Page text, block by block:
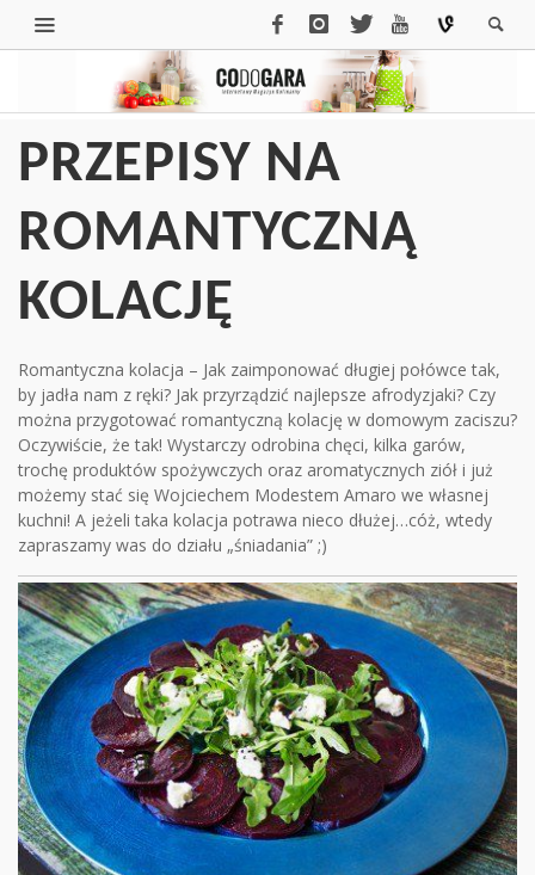
PRZEPISY NA
ROMANTYCZNĄ
KOLACJĘ
Romantyczna kolacja – Jak zaimponować długiej połówce tak,
by jadła nam z ręki? Jak przyrządzić najlepsze afrodyzjaki? Czy
można przygotować romantyczną kolację w domowym zaciszu?
Oczywiście, że tak! Wystarczy odrobina chęci, kilka garów,
trochę produktów spożywczych oraz aromatycznych ziół i już
możemy stać się Wojciechem Modestem Amaro we własnej
kuchni! A jeżeli taka kolacja potrawa nieco dłużej…cóż, wtedy
zapraszamy was do działu „śniadania” ;)